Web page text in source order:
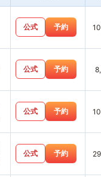
公式 予約
公式 予約
公式 予約
公式 予約